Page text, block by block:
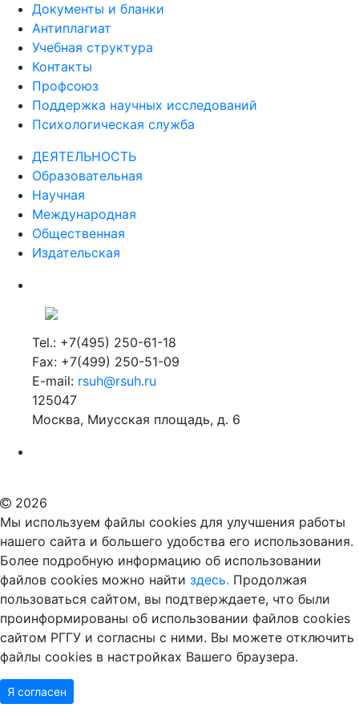
Документы и бланки
Антиплагиат
Учебная структура
Контакты
Профсоюз
Поддержка научных исследований
Психологическая служба
ДЕЯТЕЛЬНОСТЬ
Образовательная
Научная
Международная
Общественная
Издательская
Tel.: +7(495) 250-61-18
Fax: +7(499) 250-51-09
E-mail: rsuh@rsuh.ru
125047
Москва, Миусская площадь, д. 6
2026
Мы используем файлы cookies для улучшения работы
нашего сайта и большего удобства его использования.
Более подробную информацию об использовании
файлов cookies можно найти здесь. Продолжая
пользоваться сайтом, вы подтверждаете, что были
проинформированы об использовании файлов cookies
сайтом РГГУ и согласны с ними. Вы можете отключить
файлы cookies в настройках Вашего браузера.
Я согласен